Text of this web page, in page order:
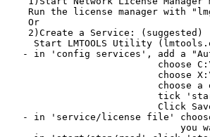
Run the license manager with
    Or
    2)Create a Service: (suggested)
Start LMTOOLS Utility
- in 'config services', add a
choose
choose
choose a
tick
Click
- in 'service/license file'